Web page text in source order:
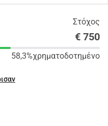
Στόχος
€ 750
58,3%χρηματοδοτημένο